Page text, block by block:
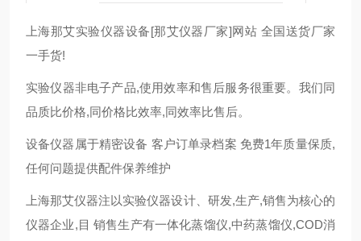
上海那艾实验仪器设备[那艾仪器厂家]网站 全国送货厂家
一手货!
实验仪器非电子产品,使用效率和售后服务很重要。我们同
品质比价格,同价格比效率,同效率比售后。
设备仪器属于精密设备 客户订单录档案 免费1年质量保质,
任何问题提供配件保养维护
上海那艾仪器注以实验仪器设计、研发,生产,销售为核心的
仪器企业,目 销售生产有一体化蒸馏仪,中药蒸馏仪,COD消